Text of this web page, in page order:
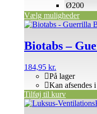
Vælg muligheder
Ø200
Biotabs –
184,95 kr.
På lager
Kan afsendes
Tilføj til kurv